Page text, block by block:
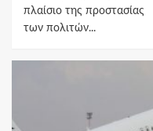
πλαίσιο της προστασίας
των πολιτών...